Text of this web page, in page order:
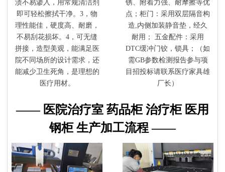
渍不易渗入，用常规清洁剂
即可轻松擦拭干净。3，物
理性能佳，硬度高、耐磨，
不易刮花损坏。4，可无缝
拼接，造型美观，能满足医
院不同场所的设计需求，还
能减少卫生死角，是理想的
医疗用材。
锈、附着力强、耐摩擦等优
点；柜门：采用双层隔音构
造,内侧加装静音垫，经久
耐用； 五金配件：采用
DTC缓冲门铰，锁具；（如
需GB参数检测报告参与项
目招投标请联系医疗家具雄
厂长）
—— 医院治疗室 药品柜 治疗柜 医用
钢柜 生产加工流程 ——